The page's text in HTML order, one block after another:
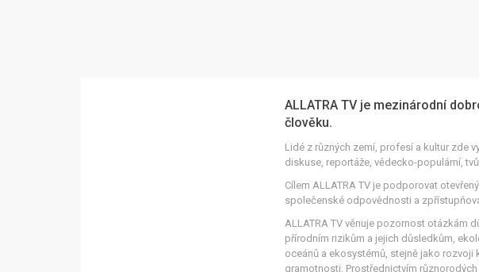
ALLATRA TV je mezinárodní
člověku.
Lidé z různých zemí, profesí a kultur zde
diskuse, reportáže, vědecko-populární,
Cílem ALLATRA TV je podporovat
společenské odpovědnosti a
ALLATRA TV věnuje pozornost otázkám
přírodním rizikům a jejich důsledkům,
oceánů a ekosystémů, stejně jako
gramotnosti. Prostřednictvím